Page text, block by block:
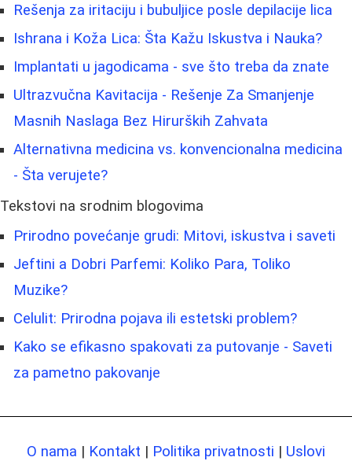
Rešenja za iritaciju i bubuljice posle depilacije lica
Ishrana i Koža Lica: Šta Kažu Iskustva i Nauka?
Implantati u jagodicama - sve što treba da znate
Ultrazvučna Kavitacija - Rešenje Za Smanjenje
Masnih Naslaga Bez Hirurških Zahvata
Alternativna medicina vs. konvencionalna medicina
- Šta verujete?
Tekstovi na srodnim blogovima
Prirodno povećanje grudi: Mitovi, iskustva i saveti
Jeftini a Dobri Parfemi: Koliko Para, Toliko
Muzike?
Celulit: Prirodna pojava ili estetski problem?
Kako se efikasno spakovati za putovanje - Saveti
za pametno pakovanje
O nama | Kontakt | Politika privatnosti | Uslovi